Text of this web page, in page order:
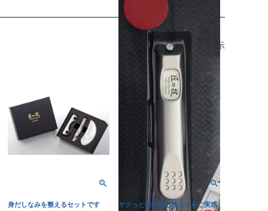
7件中 件表示
身だしなみを整えるセットです
サクっと切れる心地よさをご実感